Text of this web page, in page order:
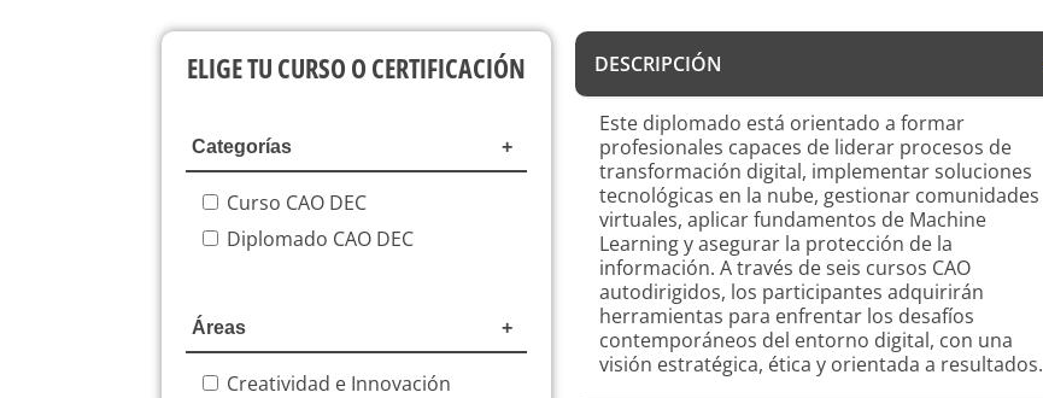
ELIGE TU CURSO O CERTIFICACIÓN
Categorías
Curso CAO DEC
Diplomado CAO DEC
Áreas
Creatividad e Innovación
DESCRIPCIÓN
Este diplomado está orientado a formar
profesionales capaces de liderar procesos de
transformación digital, implementar soluciones
tecnológicas en la nube, gestionar comunidades
virtuales, aplicar fundamentos de Machine
Learning y asegurar la protección de la
información. A través de seis cursos CAO
autodirigidos, los participantes adquirirán
herramientas para enfrentar los desafíos
contemporáneos del entorno digital, con una
visión estratégica, ética y orientada a resultados.